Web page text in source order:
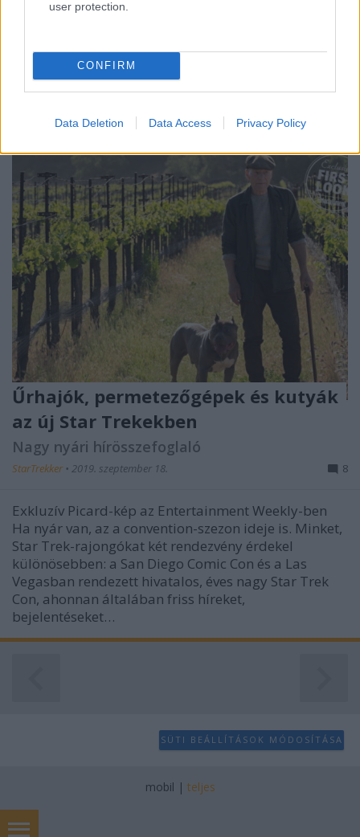
user protection.
CONFIRM
Data Deletion Data Access Privacy Policy
StarTrekker•2019. október 06.
Friss, ropogós promóképek és videók érkeztek a
Űrhajók, permetezőgépek és kutyák
az új Star Trekekben
Nagy nyári hírösszefoglaló
StarTrekker • 2019. szeptember 18. 8
Exkluzív Picard-kép az Entertainment Weekly-ben
Ha nyár van, az a convention-szezon ideje is. Minket,
Star Trek-rajongókat két rendezvény érdekel
különösebben: a San Diego Comic Con és a Las
Vegasban rendezett hivatalos, éves nagy Star Trek
Con, ahonnan általában friss híreket,
bejelentéseket…
SÜTI BEÁLLÍTÁSOK MÓDOSÍTÁSA
mobil | teljes